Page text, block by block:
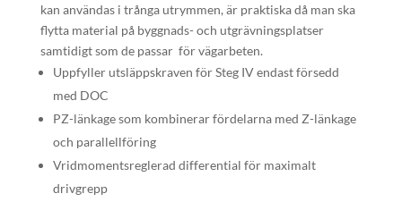
kan användas i trånga utrymmen, är praktiska då man ska
flytta material på byggnads- och utgrävningsplatser
samtidigt som de passar för vägarbeten.
Uppfyller utsläppskraven för Steg IV endast försedd
med DOC
PZ-länkage som kombinerar fördelarna med Z-länkage
och parallellföring
Vridmomentsreglerad differential för maximalt
drivgrepp